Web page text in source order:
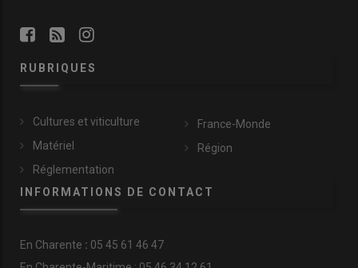
RUBRIQUES
Cultures et viticulture
Matériel
Réglementation
France-Monde
Région
INFORMATIONS DE CONTACT
En Charente : 05 45 61 46 47